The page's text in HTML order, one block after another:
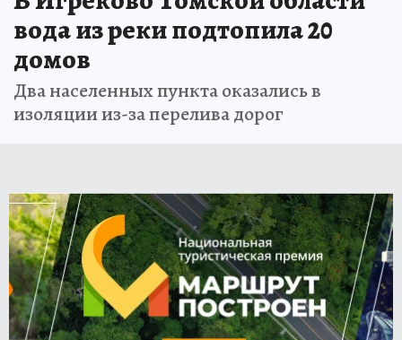
вода из реки подтопила 20
домов
Два населенных пункта оказались в
изоляции из-за перелива дорог